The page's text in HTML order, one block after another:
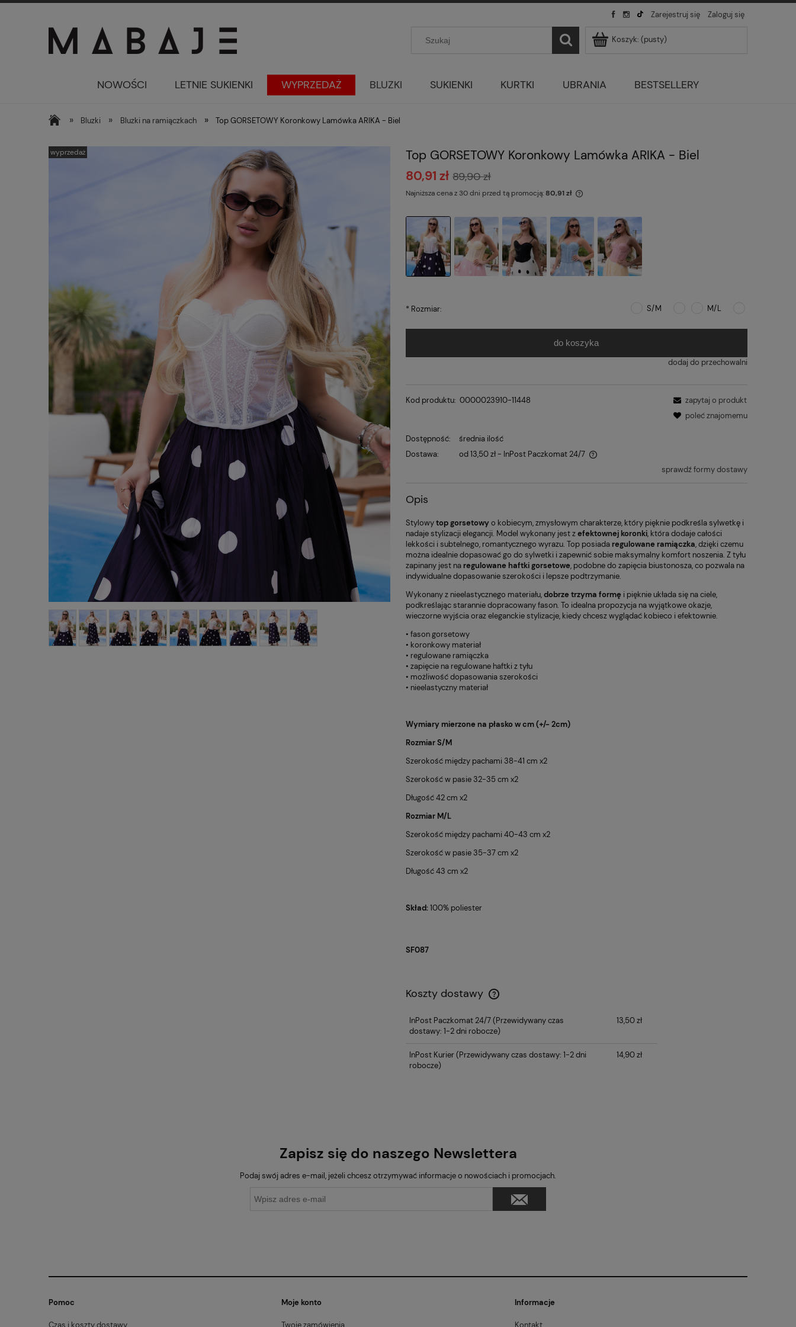
Zarejestruj się Zaloguj się
Koszyk: (pusty)
NOWOŚCI LETNIE SUKIENKI WYPRZEDAŻ BLUZKI SUKIENKI KURTKI UBRANIA BESTSELLERY
» Bluzki » Bluzki na ramiączkach » Top GORSETOWY Koronkowy Lamówka ARIKA - Biel
wyprzedaż
Top GORSETOWY Koronkowy Lamówka ARIKA - Biel
80,91 zł 89,90 zł
Najniższa cena z 30 dni przed tą promocją:80,91 zł
*Rozmiar: S/M M/L
do koszyka
dodaj do przechowalni
Kod produktu: 0000023910-11448
zapytaj o produkt
poleć znajomemu
Dostępność:
średnia ilość
Dostawa:
od 13,50 zł- InPost Paczkomat 24/7
sprawdź formy dostawy
Opis
Stylowytop gorsetowyo kobiecym, zmysłowym charakterze, który pięknie podkreśla sylwetkę i
nadaje stylizacji elegancji. Model wykonany jest zefektownej koronki, która dodaje całości
lekkości i subtelnego, romantycznego wyrazu. Top posiada regulowane ramiączka, dzięki czemu
można idealnie dopasować go do sylwetki i zapewnić sobie maksymalny komfort noszenia. Z tyłu
zapinany jest na regulowane haftki gorsetowe, podobne do zapięcia biustonosza, co pozwala na
indywidualne dopasowanie szerokości i lepsze podtrzymanie.
Wykonany z nieelastycznego materiału,dobrze trzyma formęi pięknie układa się na ciele,
podkreślając starannie dopracowany fason. To idealna propozycja na wyjątkowe okazje,
wieczorne wyjścia oraz eleganckie stylizacje, kiedy chcesz wyglądać kobieco i efektownie.
• fason gorsetowy
• koronkowy materiał
• regulowane ramiączka
• zapięcie na regulowane haftki z tyłu
• możliwość dopasowania szerokości
• nieelastyczny materiał
Wymiary mierzone na płasko w cm (+/- 2cm)
Rozmiar S/M
Szerokość między pachami 38-41 cm x2
Szerokość w pasie 32-35 cm x2
Długość 42 cm x2
Rozmiar M/L
Szerokość między pachami 40-43 cm x2
Szerokość w pasie 35-37 cm x2
Długość 43 cm x2
Skład:100% poliester
SF087
Koszty dostawy
InPost Paczkomat 24/7(Przewidywany czas
dostawy: 1-2 dni robocze)
13,50 zł
InPost Kurier(Przewidywany czas dostawy: 1-2 dni
robocze)
14,90 zł
Zapisz się do naszego Newslettera
Podaj swój adres e-mail, jeżeli chcesz otrzymywać informacje o nowościach i promocjach.
Pomoc Moje konto Informacje